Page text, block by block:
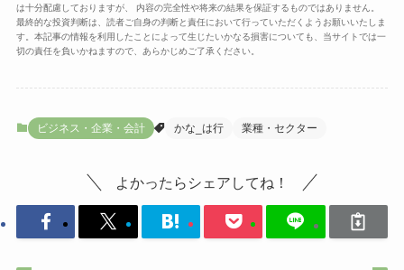
は十分配慮しておりますが、 内容の完全性や将来の結果を保証するものではありません。
最終的な投資判断は、読者ご自身の判断と責任において行っていただくようお願いいたしま
す。本記事の情報を利用したことによって生じたいかなる損害についても、当サイトでは一
切の責任を負いかねますので、あらかじめご了承ください。
ビジネス・企業・会計 かな_は行 業種・セクター
よかったらシェアしてね！